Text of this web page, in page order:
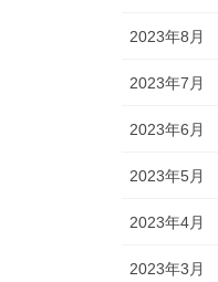
2023年8月
2023年7月
2023年6月
2023年5月
2023年4月
2023年3月